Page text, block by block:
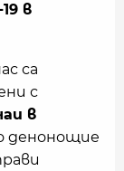
в
са
с
в
денонощие